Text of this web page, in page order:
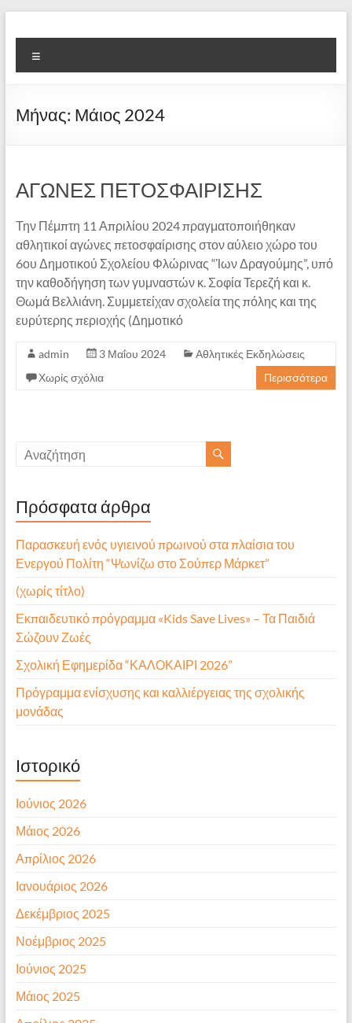
στο
περιεχόμενο
6ο
Ολοήμερο
Δημοτικό
Σχολείο
"Ίων
Δραγούμης"
Παλιά
Παιδαγωγική
Ακαδημία
Φλώρινας
Μήνας: Μάιος 2024
ΑΓΩΝΕΣ ΠΕΤΟΣΦΑΙΡΙΣΗΣ
Την Πέμπτη 11 Απριλίου 2024 πραγματοποιήθηκαν
αθλητικοί αγώνες πετοσφαίρισης στον αύλειο χώρο του
6ου Δημοτικού Σχολείου Φλώρινας “Ίων Δραγούμης”, υπό
την καθοδήγηση των γυμναστών κ. Σοφία Τερεζή και κ.
Θωμά Βελλιάνη. Συμμετείχαν σχολεία της πόλης και της
ευρύτερης περιοχής (Δημοτικό
admin 3 Μαΐου 2024
Αθλητικές Εκδηλώσεις
Χωρίς σχόλια
Περισσότερα
Πρόσφατα άρθρα
Παρασκευή ενός υγιεινού πρωινού στα πλαίσια του
Ενεργού Πολίτη “Ψωνίζω στο Σούπερ Μάρκετ”
(χωρίς τίτλο)
Εκπαιδευτικό πρόγραμμα «Kids Save Lives» – Τα Παιδιά
Σώζουν Ζωές
Σχολική Εφημερίδα “ΚΑΛΟΚΑΙΡΙ 2026”
Πρόγραμμα ενίσχυσης και καλλιέργειας της σχολικής
μονάδας
Ιστορικό
Ιούνιος 2026
Μάιος 2026
Απρίλιος 2026
Ιανουάριος 2026
Δεκέμβριος 2025
Νοέμβριος 2025
Ιούνιος 2025
Μάιος 2025